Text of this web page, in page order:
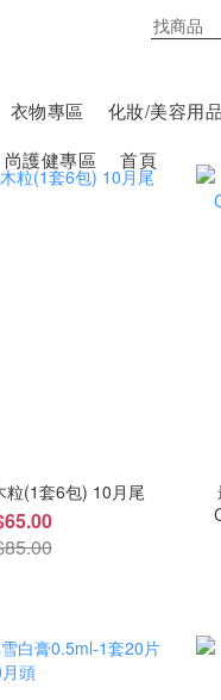
衣物專區 化妝/美容用品
尚護健專區 首頁
粒(1套6包) 10月尾